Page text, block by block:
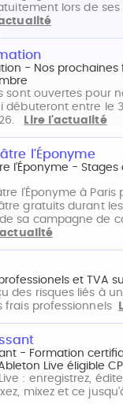
lors de ses
- Nos prochaines
sont ouvertes pour
débuteront entre le
Lire l'actualité
l'Éponyme
l'Éponyme - Stages
l'Éponyme à Paris
gratuits durant
sa campagne de
et TVA
des risques liés à
frais professionnels
- Formation
Live éligible
: enregistrez,
mixez et ce